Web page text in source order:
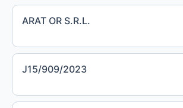
ARAT OR S.R.L.
J15/909/2023